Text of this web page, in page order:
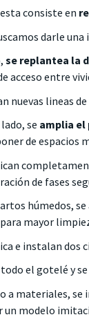
consiste en
darle
se replantea la
acceso entre
nuevas lineas
se amplia el
de espacios
de fases
húmedos,
mayor
e instalan dos
el gotelé y
a materiales, se
un modelo